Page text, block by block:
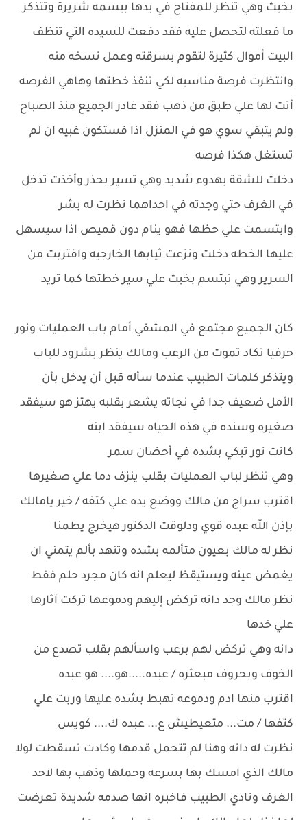
بخبث وهي تنظر للمفتاح في يدها ببسمه شريرة وتتذكر
ما فعلته لتحصل عليه فقد دفعت للسيده التي تنظف
البيت أموال كثيرة لتقوم بسرقته وعمل نسخه منه
وانتظرت فرصة مناسبه لكي تنفذ خطتها وهاهي الفرصه
أتت لها علي طبق من ذهب فقد غادر الجميع منذ الصباح
ولم يتبقي سوي هو في المنزل اذا فستكون غبيه ان لم
تستغل هكذا فرصه
دخلت للشقة بهدوء شديد وهي تسير بحذر وأخذت تدخل
في الغرف حتي وجدته في احداهما نظرت له بشر
وابتسمت علي حظها فهو ينام دون قميص اذا سيسهل
عليها الخطه دخلت ونزعت ثيابها الخارجيه واقتربت من
السرير وهي تبتسم بخبث علي سير خطتها كما تريد
كان الجميع مجتمع في المشفي أمام باب العمليات ونور
حرفيا تكاد تموت من الرعب ومالك ينظر بشرود للباب
ويتذكر كلمات الطبيب عندما سأله قبل أن يدخل بأن
الأمل ضعيف جدا في نجاته يشعر بقلبه يهتز هو سيفقد
صغيره وسنده في هذه الحياه سيفقد ابنه
كانت نور تبكي بشده في أحضان سمر
وهي تنظر لباب العمليات بقلب ينزف دما علي صغيرها
اقترب سراج من مالك ووضع يده علي كتفه / خير يامالك
بإذن الله عبده قوي ودلوقت الدكتور هيخرج يطمنا
نظر له مالك بعيون متألمه بشده وتنهد بألم يتمني ان
يغمض عينه ويستيقظ ليعلم انه كان مجرد حلم فقط
نظر مالك وجد دانه تركض إليهم ودموعها تركت آثارها
علي خدها
دانه وهي تركض لهم برعب واسألهم بقلب تصدع من
الخوف وبحروف مبعثره / عبده.....هو.... هو عبده
اقترب منها ادم ودموعه تهبط بشده عليها وربت علي
كتفها / مت... متعيطيش ع... عبده ك.... كويس
نظرت له دانه وهنا لم تتحمل قدمها وكادت تسقطت لولا
مالك الذي امسك بها بسرعه وحملها وذهب بها لاحد
الغرف ونادي الطبيب فاخبره انها صدمه شديدة تعرضت